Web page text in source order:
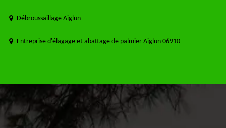
Débroussaillage Aiglun
Entreprise d'élagage et abattage de palmier Aiglun 06910